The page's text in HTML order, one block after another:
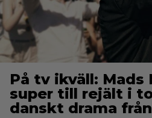
På tv ikväll: Mads
super till rejält i
danskt drama